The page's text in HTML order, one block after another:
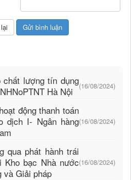
chất lượng tín dụng
Hà Nội
(16/08/2024)
động thanh toán
dịch I- Ngân hàng(16/08/2024)
qua phát hành trái
Kho bạc Nhà nước
và Giải pháp
(16/08/2024)